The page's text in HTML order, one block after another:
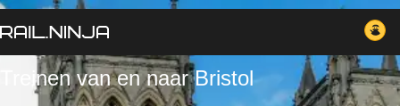
Treinen van en naar Bristol